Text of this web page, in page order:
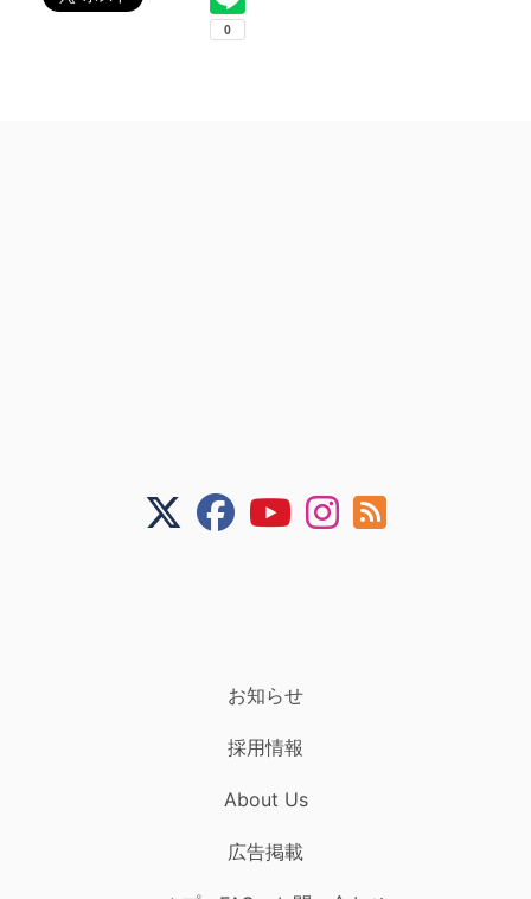
お知らせ
採用情報
About Us
広告掲載